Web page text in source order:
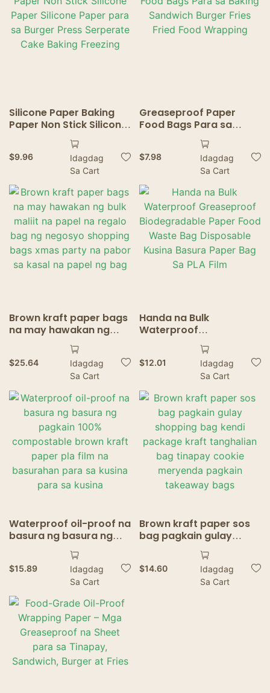
Silicone Paper Baking
Paper Non Stick Silicone
Paper Silicone Paper
para sa Burger Press
Serperate Cake Baking
$9.96
Idagdag
Sa Cart
Greaseproof Paper
Food Bags Para sa
Baking Sandwich Burger
Fries Fried Food
Wrapping
$7.98
Idagdag
Sa Cart
Brown kraft paper bags
na may hawakan ng
bulk maliit na papel na
regalo bag ng negosyo
shopping bags xmas
party na pabor sa kasal
na papel ng bag
$25.64
Idagdag
Sa Cart
Handa na Bulk
Waterproof
Greaseproof
Biodegradable Paper
Food Waste Bag
Disposable Kusina
Basura Paper Bag Sa
PLA Film
$12.01
Idagdag
Sa Cart
Waterproof oil-proof na
basura ng basura ng
pagkain 100%
compostable brown
kraft paper pla film na
basurahan para sa
kusina para sa kusina
$15.89
Idagdag
Sa Cart
Brown kraft paper sos
bag pagkain gulay
shopping bag kendi
package kraft
tanghalian bag tinapay
cookie meryenda
$14.60
Idagdag
Sa Cart